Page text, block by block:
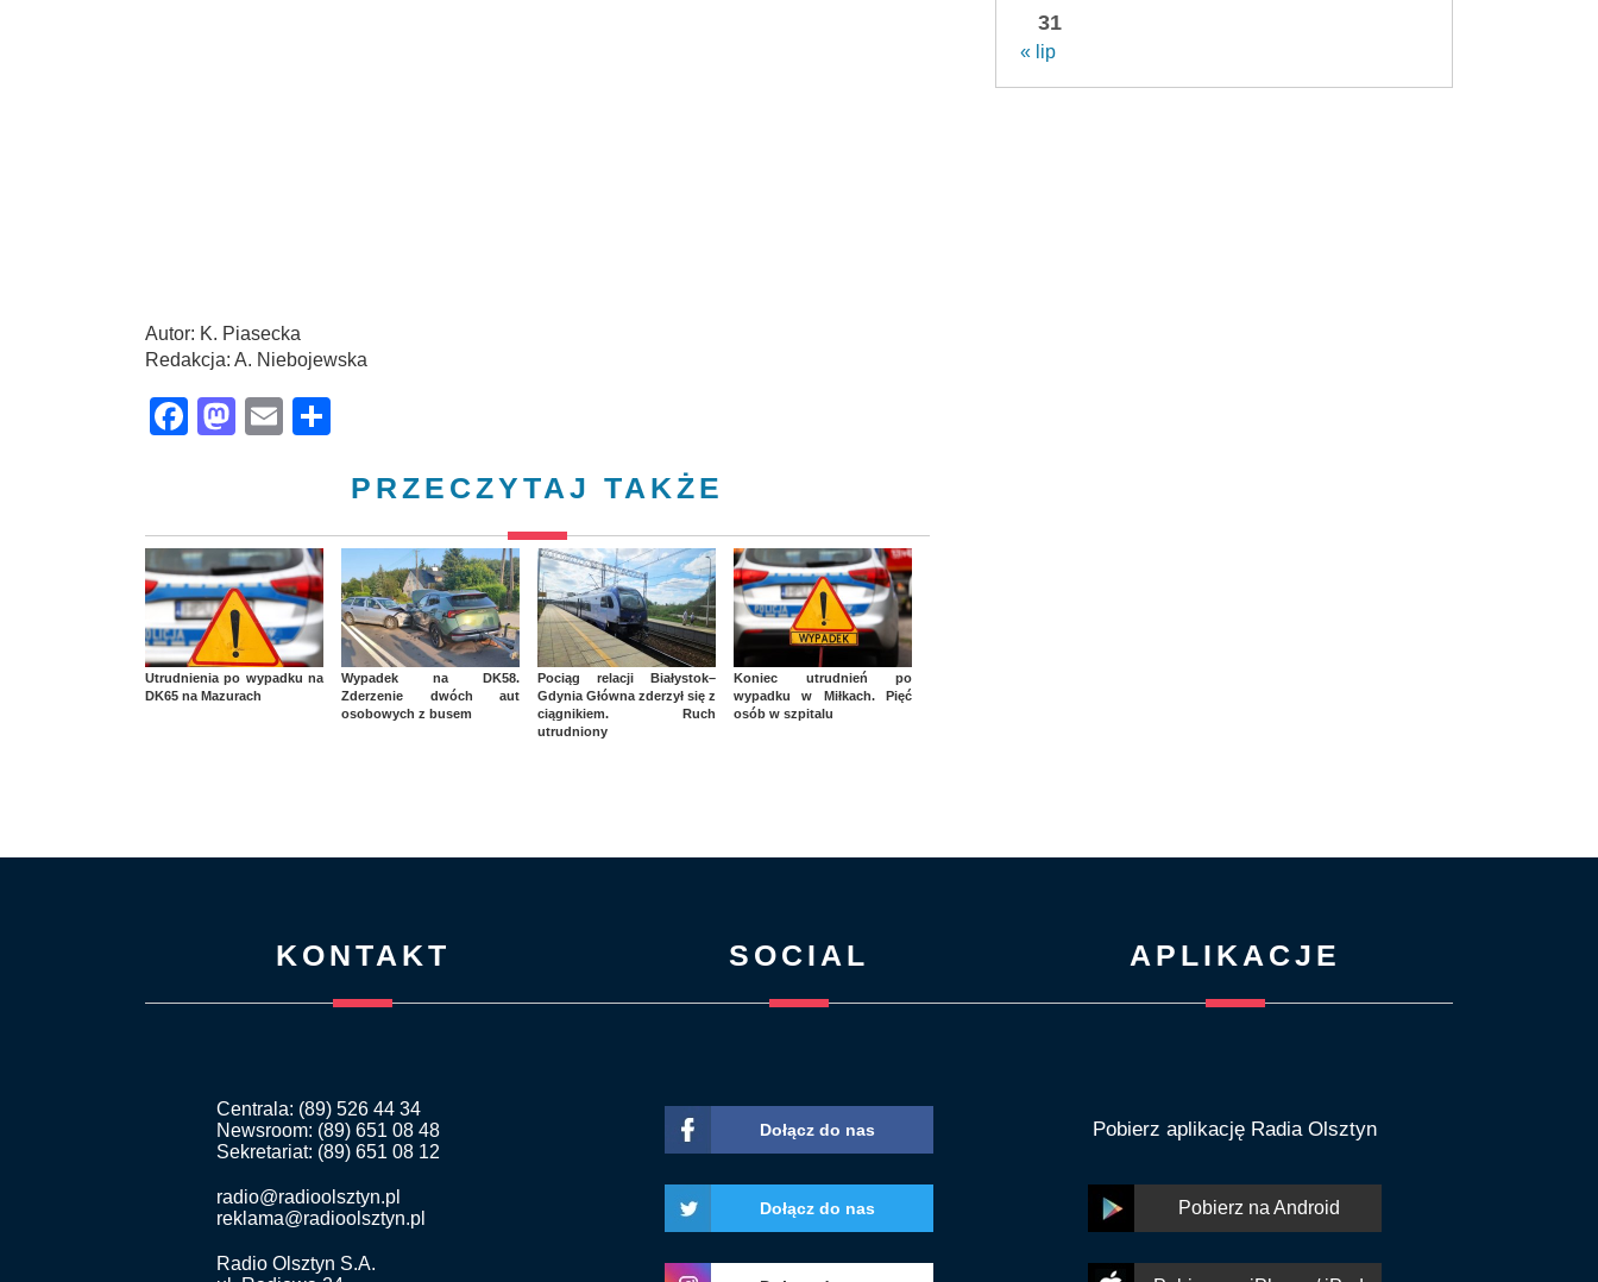
Autor: K. Piasecka
Redakcja: A. Niebojewska
Facebook
Mastodon
Email
PRZECZYTAJ TAKŻE
Utrudnienia po wypadku na
DK65 na Mazurach
Wypadek na DK58.
Zderzenie dwóch aut
osobowych z busem
Pociąg relacji Białystok–
Gdynia Główna zderzył się z
ciągnikiem. Ruch
utrudniony
Koniec utrudnień po
wypadku w Miłkach. Pięć
osób w szpitalu
31
« lip
KONTAKT
Centrala: (89) 526 44 34
Newsroom: (89) 651 08 48
Sekretariat: (89) 651 08 12
radio@radioolsztyn.pl
reklama@radioolsztyn.pl
Radio Olsztyn S.A.
SOCIAL
Dołącz do nas
Dołącz do nas
APLIKACJE
Pobierz aplikację Radia Olsztyn
Pobierz na Android